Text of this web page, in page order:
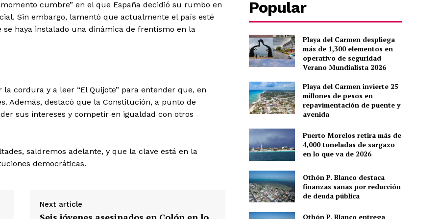
About
Contact us
Chetumal
Playa del Carmen
cumbre” en el que España decidió su rumbo en
Sin embargo, lamentó que actualmente el país esté
haya instalado una dinámica de frentismo en la
cordura y a leer “El Quijote” para entender que, en
Además, destacó que la Constitución, a punto de
sus intereses y competir en igualdad con otros
saldremos adelante, y que la clave está en la
democráticas.
Next article
Popular
Playa del Carmen despliega
más de 1,300 elementos en
operativo de seguridad
Verano Mundialista 2026
Playa del Carmen invierte 25
millones de pesos en
repavimentación de puente y
avenida
Puerto Morelos retira más de
4,000 toneladas de sargazo
en lo que va de 2026
Othón P. Blanco destaca
finanzas sanas por reducción
de deuda pública
Othón P. Blanco entrega